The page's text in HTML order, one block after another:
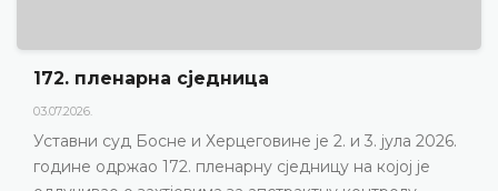
Дневни ред 172. пленарне сједнице
Уставни суд Босне и Херцеговине одржаће
пленарну сједницу 2. и 3. јула 2026. године